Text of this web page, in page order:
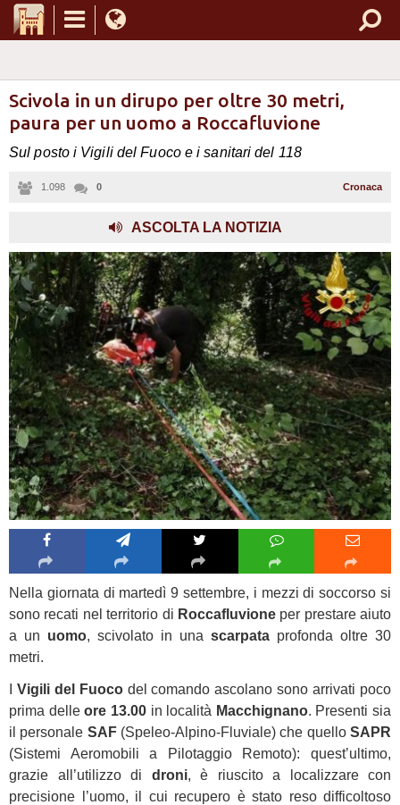
Scivola in un dirupo per oltre 30 metri,
paura per un uomo a Roccafluvione
Sul posto i Vigili del Fuoco e i sanitari del 118
1.098 0 Cronaca
ASCOLTA LA NOTIZIA
Nella giornata di martedì 9 settembre, i mezzi di soccorso si
sono recati nel territorio di Roccafluvioneper prestare aiuto
a un uomo, scivolato in una scarpata profonda oltre 30
metri.
Vigili del Fuocodel comando ascolano sono arrivati poco
prima delleore 13.00in località Macchignano. Presenti sia
il personale SAF(Speleo-Alpino-Fluviale) che quelloSAPR
(Sistemi Aeromobili a Pilotaggio Remoto): quest’ultimo,
grazie all’utilizzo di droni, è riuscito a localizzare con
precisione l’uomo, il cui recupero è stato reso difficoltoso